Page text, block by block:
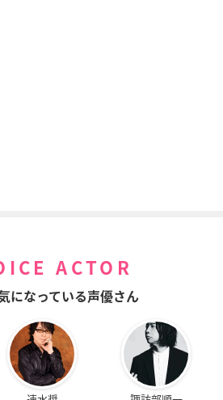
ACTOR
になっている声優さん